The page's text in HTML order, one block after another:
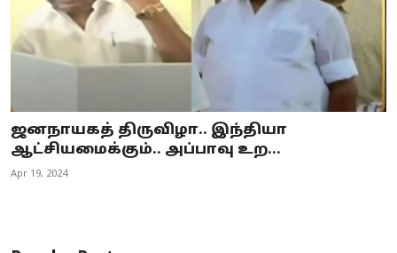
ஜனநாயகத் திருவிழா.. இந்தியா
ஆட்சியமைக்கும்.. அப்பாவு உற...
Apr 19, 2024